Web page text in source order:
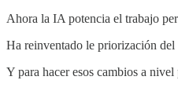
Ahora la IA potencia el trabajo
Ha reinventado le priorización del
Y para hacer esos cambios a